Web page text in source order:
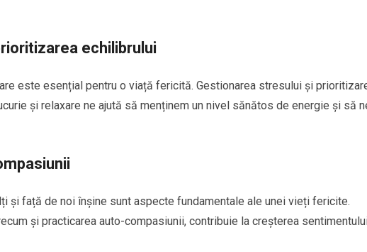
echilibrului
este esențial pentru o viață fericită. Gestionarea stresului și
și relaxare ne ajută să menținem un nivel sănătos de energie și să
și față de noi înșine sunt aspecte fundamentale ale unei vieți fericite.
și practicarea auto-compasiunii, contribuie la creșterea